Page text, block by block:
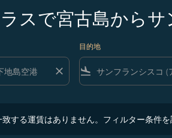
スで宮古島から
close
目的地
flight_land
する運賃はありません。フィルター条件を